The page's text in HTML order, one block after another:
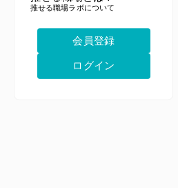
推せる職場ラボについて
会員登録
ログイン